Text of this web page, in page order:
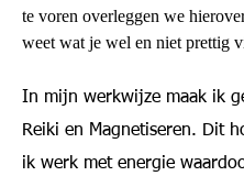
te voren overleggen we
weet wat je wel en niet prettig
In mijn werkwijze maak ik
Reiki en Magnetiseren. Dit
ik werk met energie